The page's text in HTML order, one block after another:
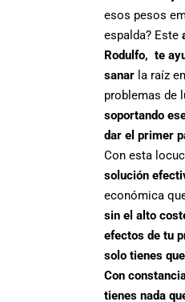
esos pesos
espalda? Este
Rodulfo, te
sanar la raíz
problemas de
soportando
dar el primer
Con esta
solución
económica
sin el alto
efectos de tu
solo tienes
Con
tienes nada